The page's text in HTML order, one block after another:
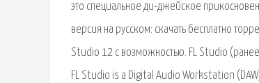
это специальное ди-джейское
версия на русском: скачать бесплатно
Studio 12 с возможностью. FL Studio
FL Studio is a Digital Audio Workstation